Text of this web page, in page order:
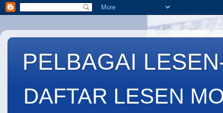
PELBAGAI
DAFTAR LESEN